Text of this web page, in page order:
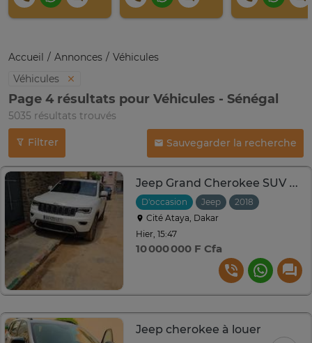
Accueil Annonces
Véhicules
Véhicules
Page 4 résultats pour Véhicules - Sénégal
5035 résultats trouvés
Filtrer Sauvegarder la recherche
Jeep Grand Cherokee SUV blanc polyvalent
D'occasion Jeep 2018
Cité Ataya, Dakar
Hier, 15:47
10 000 000 F Cfa
Jeep cherokee à louer